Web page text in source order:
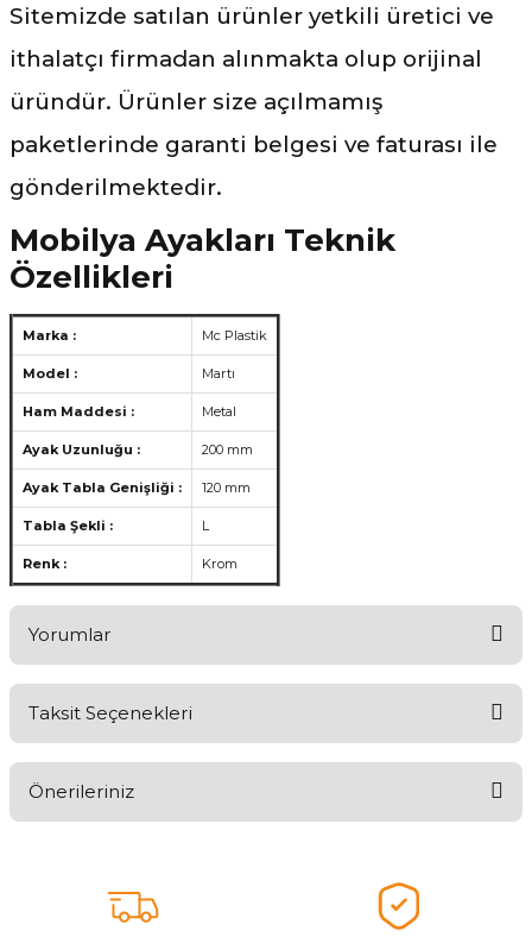
Sitemizde satılan ürünler yetkili üretici ve
ithalatçı firmadan alınmakta olup orijinal
üründür. Ürünler size açılmamış
paketlerinde garanti belgesi ve faturası ile
gönderilmektedir.
Mobilya Ayakları Teknik
Özellikleri
Marka : Mc Plastik
Model : Martı
Ham Maddesi : Metal
Ayak Uzunluğu : 200 mm
Ayak Tabla Genişliği : 120 mm
Tabla Şekli : L
Renk : Krom
Yorumlar
Taksit Seçenekleri
Önerileriniz
tarafımıza iletebilirsiniz.
Görüş ve önerileriniz için teşekkür ederiz.